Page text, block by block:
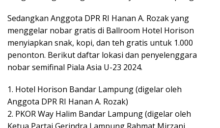
Sedangkan Anggota DPR RI Hanan A. Rozak yang
menggelar nobar gratis di Ballroom Hotel Horison
menyiapkan snak, kopi, dan teh gratis untuk 1.000
penonton. Berikut daftar lokasi dan penyelenggara
nobar semifinal Piala Asia U-23 2024.
1. Hotel Horison Bandar Lampung (digelar oleh
Anggota DPR RI Hanan A. Rozak)
2. PKOR Way Halim Bandar Lampung (digelar oleh